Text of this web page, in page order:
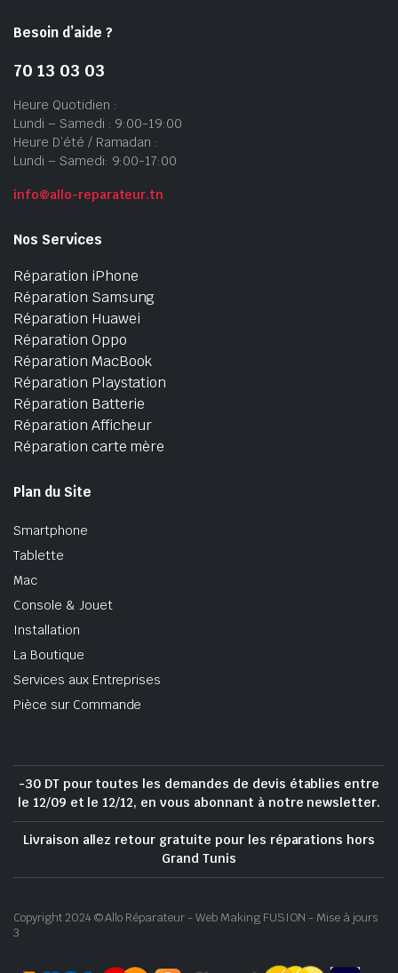
Besoin d’aide ?
70 13 03 03
Heure Quotidien :
Lundi – Samedi : 9:00-19:00
Heure D’été / Ramadan :
Lundi – Samedi: 9:00-17:00
info@allo-reparateur.tn
Nos Services
Réparation iPhone
Réparation Samsung
Réparation Huawei
Réparation Oppo
Réparation MacBook
Réparation Playstation
Réparation Batterie
Réparation Afficheur
Réparation carte mère
Plan du Site
Smartphone
Tablette
Mac
Console & Jouet
Installation
La Boutique
Services aux Entreprises
Pièce sur Commande
-30 DT pour toutes les demandes de devis établies entre
le 12/09 et le 12/12, en vous abonnant à notre newsletter.
Livraison allez retour gratuite pour les réparations hors
Grand Tunis
Copyright 2024 © Allo Réparateur - Web Making FUSION - Mise à jours
3